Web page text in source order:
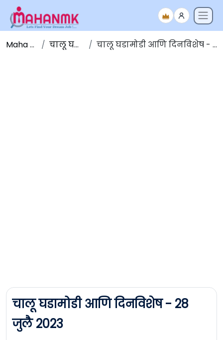
Maha NMK चालू घडामोडी चालू घडामोडी आणि दिनविशेष - 28 जुलै 2023
चालू घडामोडी आणि दिनविशेष - 28
जुलै 2023